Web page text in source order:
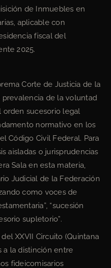
de Inmuebles en
aplicable con
fiscal del
2025.
Corte de Justicia de la
de la voluntad
sucesorio legal
normativo en los
Código Civil Federal. Para
aisladas o jurisprudencias
Sala en esta materia,
Judicial de la Federación
como voces de
“sucesión
supletorio”.
XXVII Circuito (Quintana
a la distinción entre
fideicomisarios